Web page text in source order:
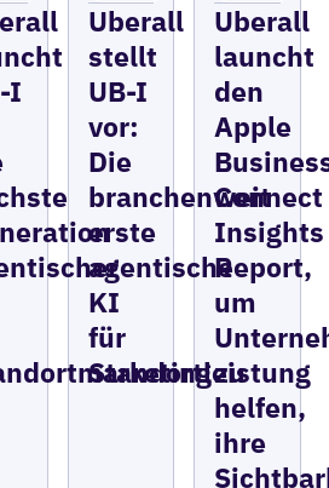
I
Uberall
stellt
UB-I
vor:
Die
branchenweit
erste
agentische
KI
für
Standortleistung
Uberall
launcht
den
Apple
Connect
Insights
Report,
um
zu
helfen,
ihre